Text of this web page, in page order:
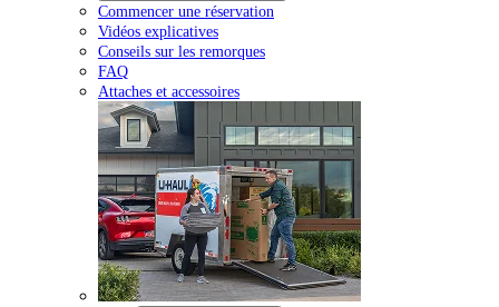
Commencer une réservation
Vidéos explicatives
Conseils sur les remorques
FAQ
Attaches et accessoires